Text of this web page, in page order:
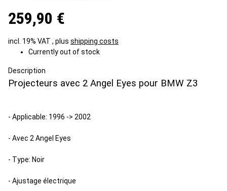
259,90 €
incl. 19% VAT , plus shipping costs
Currently out of stock
Description
Projecteurs avec 2 Angel Eyes pour BMW Z3
- Applicable: 1996 -> 2002
- Avec 2 Angel Eyes
- Type: Noir
- Ajustage électrique